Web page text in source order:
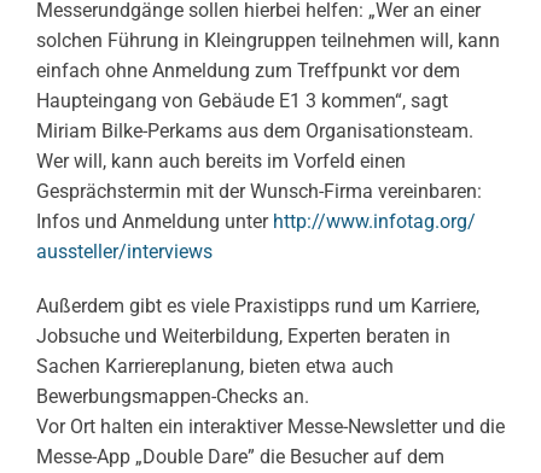
Messerundgänge sollen hierbei helfen: „Wer an einer
solchen Führung in Kleingruppen teilnehmen will, kann
einfach ohne Anmeldung zum Treffpunkt vor dem
Haupteingang von Gebäude E1 3 kommen“, sagt
Miriam Bilke-Perkams aus dem Organisationsteam.
Wer will, kann auch bereits im Vorfeld einen
Gesprächstermin mit der Wunsch-Firma vereinbaren:
Infos und Anmeldung unter http://www.infotag.org/
aussteller/interviews
Außerdem gibt es viele Praxistipps rund um Karriere,
Jobsuche und Weiterbildung, Experten beraten in
Sachen Karriereplanung, bieten etwa auch
Bewerbungsmappen-Checks an.
Vor Ort halten ein interaktiver Messe-Newsletter und die
Messe-App „Double Dare” die Besucher auf dem